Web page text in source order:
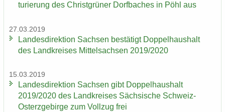
tu­rie­rung des Christ­grü­ner Dorf­ba­ches in Pöhl aus
27.03.2019
Lan­des­di­rek­ti­on Sach­sen be­stä­tigt Dop­pel­haus­halt
des Land­krei­ses Mit­tel­sach­sen 2019/2020
15.03.2019
Lan­des­di­rek­ti­on Sach­sen gibt Dop­pel­haus­halt
2019/2020 des Land­krei­ses Säch­si­sche Schweiz-​
Osterzgebirge zum Voll­zug frei